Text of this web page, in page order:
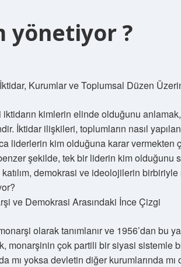
yönetiyor ?
İktidar, Kurumlar ve Toplumsal Düzen
iktidarın kimlerin elinde olduğunu
İktidar ilişkileri, toplumların nasıl
liderlerin kim olduğuna karar vermekten
şekilde, tek bir liderin kim olduğunu
demokrasi ve ideolojilerin
ve Demokrasi Arasındaki İnce Çizgi
olarak tanımlanır ve 1956’dan bu
monarşinin çok partili bir siyasi sistemle
mı yoksa devletin diğer kurumlarında